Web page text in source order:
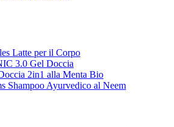
Latte per il Corpo
3.0 Gel Doccia
2in1 alla Menta Bio
Shampoo Ayurvedico al Neem